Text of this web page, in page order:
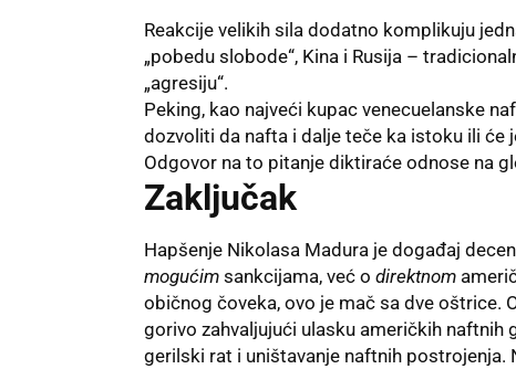
Reakcije velikih sila dodatno komplikuju
„pobedu slobode“, Kina i Rusija –
„agresiju“.
Peking, kao najveći kupac venecuelanske
dozvoliti da nafta i dalje teče ka istoku ili će
Odgovor na to pitanje diktiraće odnose na
Zaključak
Hapšenje Nikolasa Madura je događaj
mogućim sankcijama, već o direktnom
običnog čoveka, ovo je mač sa dve
gorivo zahvaljujući ulasku američkih
gerilski rat i uništavanje naftnih postrojenja.